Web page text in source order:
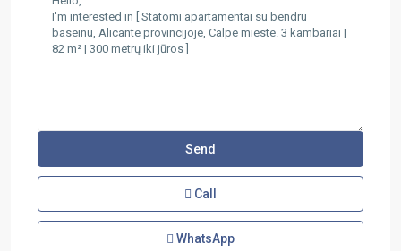
Call
WhatsApp